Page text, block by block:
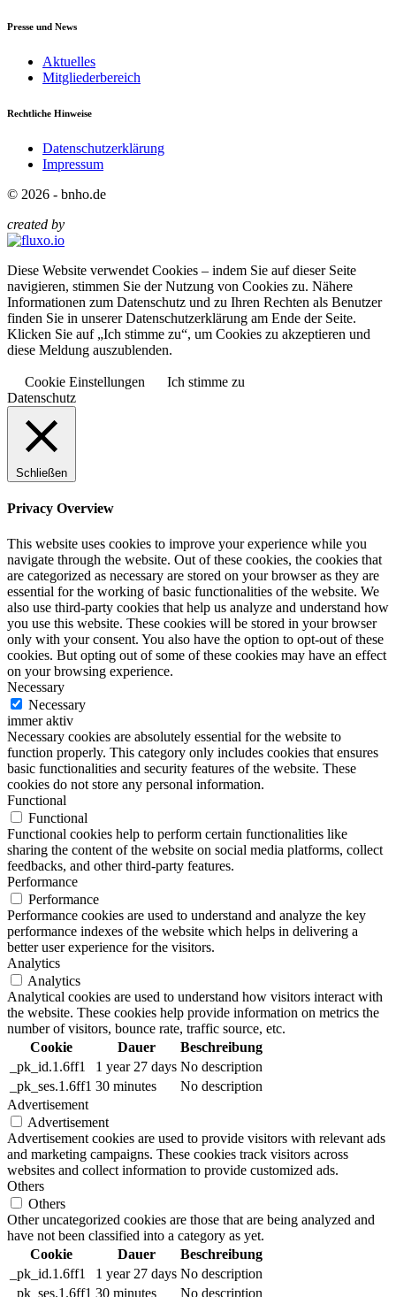
Presse und News
Aktuelles
Mitgliederbereich
Rechtliche Hinweise
Datenschutzerklärung
Impressum
© 2026 - bnho.de
created by
Diese Website verwendet Cookies – indem Sie auf dieser Seite
navigieren, stimmen Sie der Nutzung von Cookies zu. Nähere
Informationen zum Datenschutz und zu Ihren Rechten als Benutzer
finden Sie in unserer Datenschutzerklärung am Ende der Seite.
Klicken Sie auf „Ich stimme zu“, um Cookies zu akzeptieren und
diese Meldung auszublenden.
Cookie Einstellungen
Ich stimme zu
Datenschutz
Schließen
Privacy Overview
This website uses cookies to improve your experience while you
navigate through the website. Out of these cookies, the cookies that
are categorized as necessary are stored on your browser as they are
essential for the working of basic functionalities of the website. We
also use third-party cookies that help us analyze and understand how
you use this website. These cookies will be stored in your browser
only with your consent. You also have the option to opt-out of these
cookies. But opting out of some of these cookies may have an effect
on your browsing experience.
Necessary
Necessary
immer aktiv
Necessary cookies are absolutely essential for the website to
function properly. This category only includes cookies that ensures
basic functionalities and security features of the website. These
cookies do not store any personal information.
Functional
Functional
Functional cookies help to perform certain functionalities like
sharing the content of the website on social media platforms, collect
feedbacks, and other third-party features.
Performance
Performance
Performance cookies are used to understand and analyze the key
performance indexes of the website which helps in delivering a
better user experience for the visitors.
Analytics
Analytics
Analytical cookies are used to understand how visitors interact with
the website. These cookies help provide information on metrics the
number of visitors, bounce rate, traffic source, etc.
Cookie
Dauer
Beschreibung
_pk_id.1.6ff1
1 year 27 days No description
_pk_ses.1.6ff1 30 minutes
No description
Advertisement
Advertisement
Advertisement cookies are used to provide visitors with relevant ads
and marketing campaigns. These cookies track visitors across
websites and collect information to provide customized ads.
Others
Others
Other uncategorized cookies are those that are being analyzed and
have not been classified into a category as yet.
Cookie
Dauer
Beschreibung
_pk_id.1.6ff1
1 year 27 days No description
_pk_ses.1.6ff1 30 minutes No description